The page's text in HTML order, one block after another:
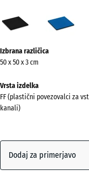
(active)
informacij
o
barvah?
Prikaži
barvno
(active)
Izbrana različica
50 x 50 x 3 cm
Vrsta izdelka
FF (plastični povezovalci za
kanali)
Dodaj za primerjavo